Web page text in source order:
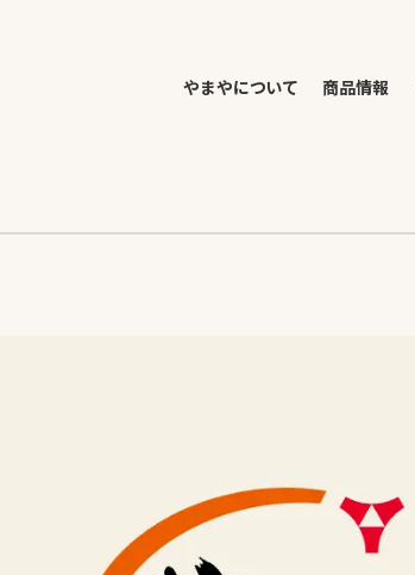
やまやについて 商品情報